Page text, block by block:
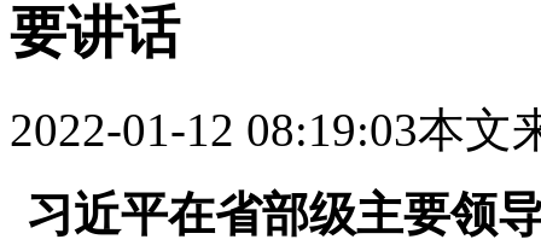
要讲话
2022-01-12 08:19:03本文
习近平在省部级主要领